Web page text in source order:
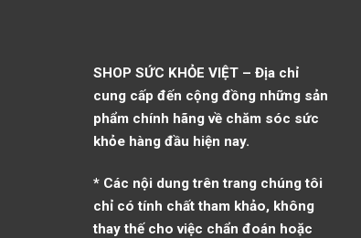
SHOP SỨC KHỎE VIỆT – Địa chỉ
cung cấp đến cộng đồng những sản
phẩm chính hãng về chăm sóc sức
khỏe hàng đầu hiện nay.
* Các nội dung trên trang chúng tôi
chỉ có tính chất tham khảo, không
thay thế cho việc chẩn đoán hoặc